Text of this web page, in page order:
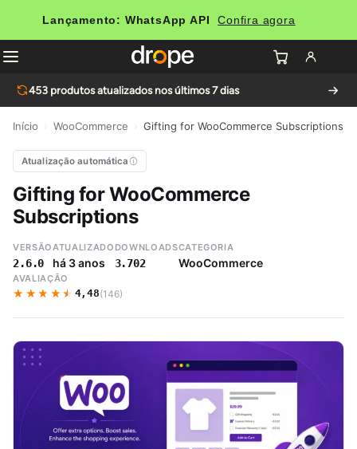
Lançamento: WhatsApp API Confira agora
453 produtos atualizados nos últimos 7 dias
Início WooCommerce Gifting for WooCommerce Subscriptions
Atualização automática
Gifting for WooCommerce
Subscriptions
VERSÃO
2.6.0
ATUALIZADO
há 3 anos
DOWNLOADS
3.702
CATEGORIA
WooCommerce
AVALIAÇÃO
★★★★★
★★★★★ 4,48(146)